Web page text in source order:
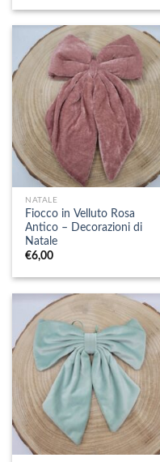
NATALE
Fiocco in Velluto Rosa
Antico – Decorazioni di
Natale
€6,00